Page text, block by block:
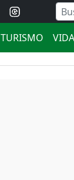
TURISMO